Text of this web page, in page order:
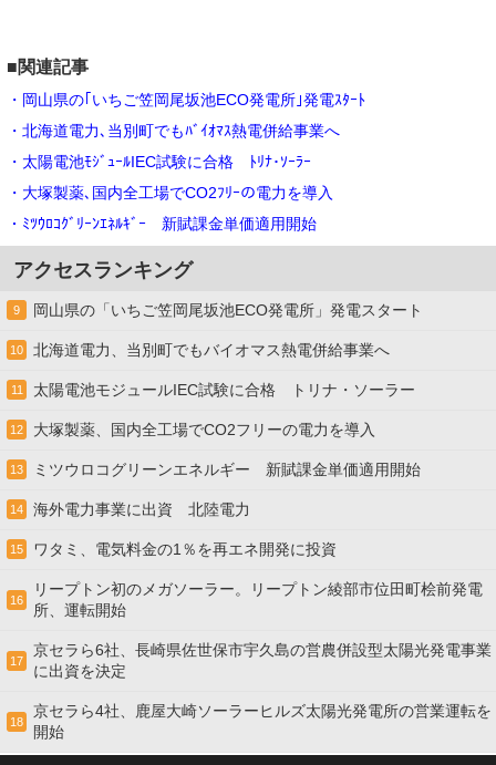
■関連記事
・岡山県の｢いちご笠岡尾坂池ECO発電所｣発電ｽﾀｰﾄ
・北海道電力､当別町でもﾊﾞｲｵﾏｽ熱電併給事業へ
・太陽電池ﾓｼﾞｭｰﾙIEC試験に合格 ﾄﾘﾅ･ｿｰﾗｰ
・大塚製薬､国内全工場でCO2ﾌﾘｰの電力を導入
・ﾐﾂｳﾛｺｸﾞﾘｰﾝｴﾈﾙｷﾞｰ 新賦課金単価適用開始
アクセスランキング
9 岡山県の「いちご笠岡尾坂池ECO発電所」発電スタート
10 北海道電力、当別町でもバイオマス熱電併給事業へ
11 太陽電池モジュールIEC試験に合格 トリナ・ソーラー
12 大塚製薬、国内全工場でCO2フリーの電力を導入
13 ミツウロコグリーンエネルギー 新賦課金単価適用開始
14 海外電力事業に出資 北陸電力
15 ワタミ、電気料金の1％を再エネ開発に投資
16
リープトン初のメガソーラー。リープトン綾部市位田町桧前発電
所、運転開始
17
京セラら6社、長崎県佐世保市宇久島の営農併設型太陽光発電事業
に出資を決定
18
京セラら4社、鹿屋大崎ソーラーヒルズ太陽光発電所の営業運転を
開始